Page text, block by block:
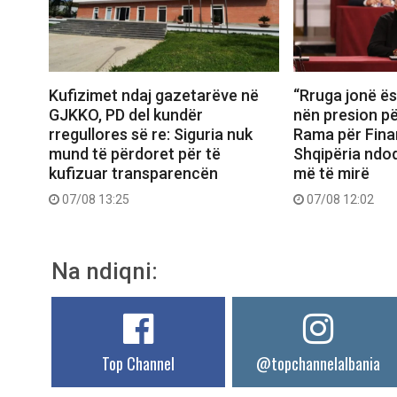
Kufizimet ndaj gazetarëve në
GJKKO, PD del kundër
rregullores së re: Siguria nuk
mund të përdoret për të
kufizuar transparencën
07/08 13:25
“Rruga jonë
nën presion
Rama për
Shqipëria
më të mirë
07/08 12:02
Na ndiqni:
Top Channel @topchannelalbania